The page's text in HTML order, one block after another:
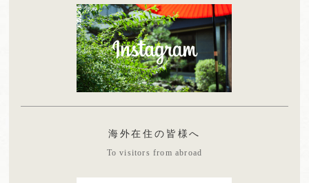
海外在住の皆様へ
To visitors from abroad